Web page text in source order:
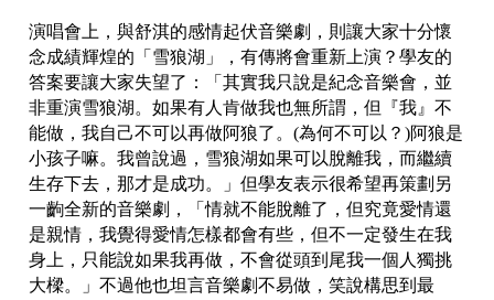
演唱會上，與舒淇的感情起伏音樂劇，則讓大家十分懷
念成績輝煌的「雪狼湖」，有傳將會重新上演？學友的
答案要讓大家失望了：「其實我只說是紀念音樂會，並
非重演雪狼湖。如果有人肯做我也無所謂，但『我』不
能做，我自己不可以再做阿狼了。(為何不可以？)阿狼是
小孩子嘛。我曾說過，雪狼湖如果可以脫離我，而繼續
生存下去，那才是成功。」但學友表示很希望再策劃另
一齣全新的音樂劇，「情就不能脫離了，但究竟愛情還
是親情，我覺得愛情怎樣都會有些，但不一定發生在我
身上，只能說如果我再做，不會從頭到尾我一個人獨挑
大樑。」不過他也坦言音樂劇不易做，笑說構思到最